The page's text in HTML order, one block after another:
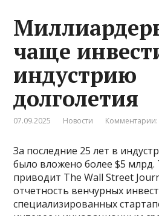
чаще
индустрию
долголетия
07.09.2025 Новости Комментарии:
За последние 25 лет в
было вложено более $5 млрд.
приводит The Wall Street
отчетность венчурных
специализированных